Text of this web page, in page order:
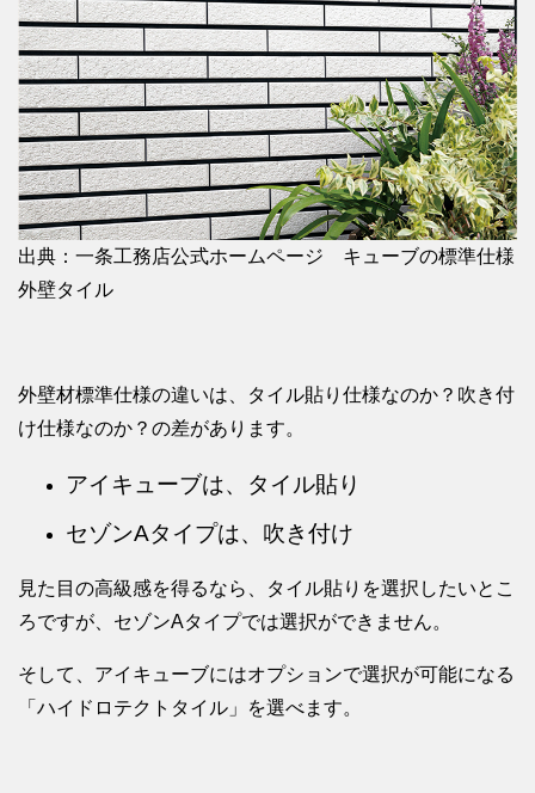
出典：一条工務店公式ホームページ キューブの標準仕様
外壁タイル
外壁材標準仕様の違いは、タイル貼り仕様なのか？吹き付
け仕様なのか？の差があります。
アイキューブは、タイル貼り
セゾンAタイプは、吹き付け
見た目の高級感を得るなら、タイル貼りを選択したいとこ
ろですが、セゾンAタイプでは選択ができません。
そして、アイキューブにはオプションで選択が可能になる
「ハイドロテクトタイル」を選べます。